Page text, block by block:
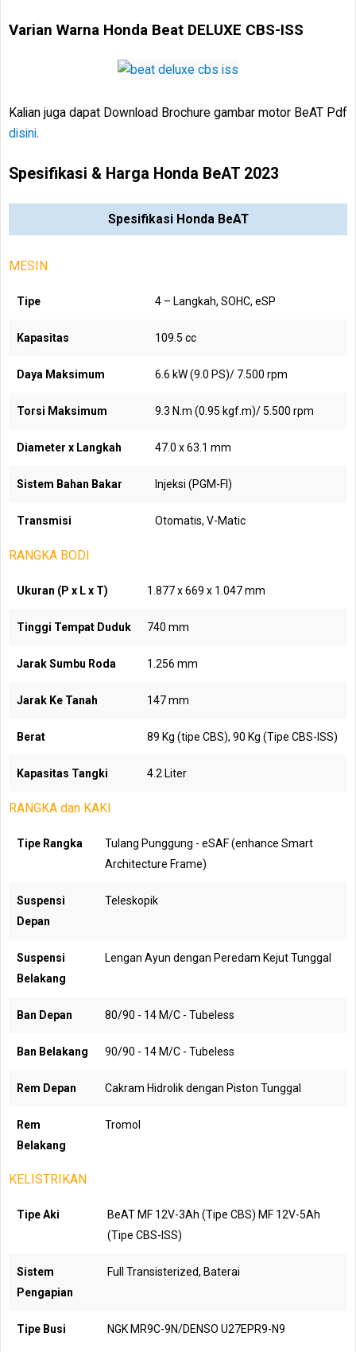
Varian Warna Honda Beat DELUXE CBS-ISS
Kalian juga dapat Download Brochure gambar motor BeAT Pdf
disini.
Spesifikasi & Harga Honda BeAT 2023
Spesifikasi Honda BeAT
MESIN
Tipe 4 – Langkah, SOHC, eSP
Kapasitas 109.5 cc
Daya Maksimum 6.6 kW (9.0 PS)/ 7.500 rpm
Torsi Maksimum 9.3 N.m (0.95 kgf.m)/ 5.500 rpm
Diameter x Langkah 47.0 x 63.1 mm
Sistem Bahan Bakar Injeksi (PGM-FI)
Transmisi Otomatis, V-Matic
RANGKA BODI
Ukuran (P x L x T) 1.877 x 669 x 1.047 mm
Tinggi Tempat Duduk 740 mm
Jarak Sumbu Roda 1.256 mm
Jarak Ke Tanah 147 mm
Berat 89 Kg (tipe CBS), 90 Kg (Tipe CBS-ISS)
Kapasitas Tangki 4.2 Liter
RANGKA dan KAKI
Tipe Rangka
Tulang Punggung - eSAF (enhance Smart
Architecture Frame)
Suspensi
Depan
Teleskopik
Suspensi
Belakang
Lengan Ayun dengan Peredam Kejut Tunggal
Ban Depan 80/90 - 14 M/C - Tubeless
Ban Belakang 90/90 - 14 M/C - Tubeless
Rem Depan Cakram Hidrolik dengan Piston Tunggal
Rem
Belakang
Tromol
KELISTRIKAN
Tipe Aki
BeAT MF 12V-3Ah (Tipe CBS) MF 12V-5Ah
(Tipe CBS-ISS)
Sistem
Pengapian
Full Transisterized, Baterai
Tipe Busi NGK MR9C-9N/DENSO U27EPR9-N9